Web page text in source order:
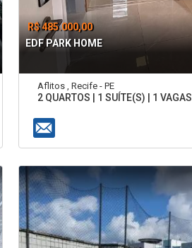
R$ 485.000,00
EDF PARK HOME
Aflitos , Recife - PE
2 QUARTOS | 1 SUÍTE(S) | 1 VAGAS